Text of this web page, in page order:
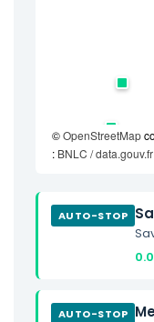
©OpenStreetMap
: BNLC / data.gouv.fr
AUTO-STOP
AUTO-STOP